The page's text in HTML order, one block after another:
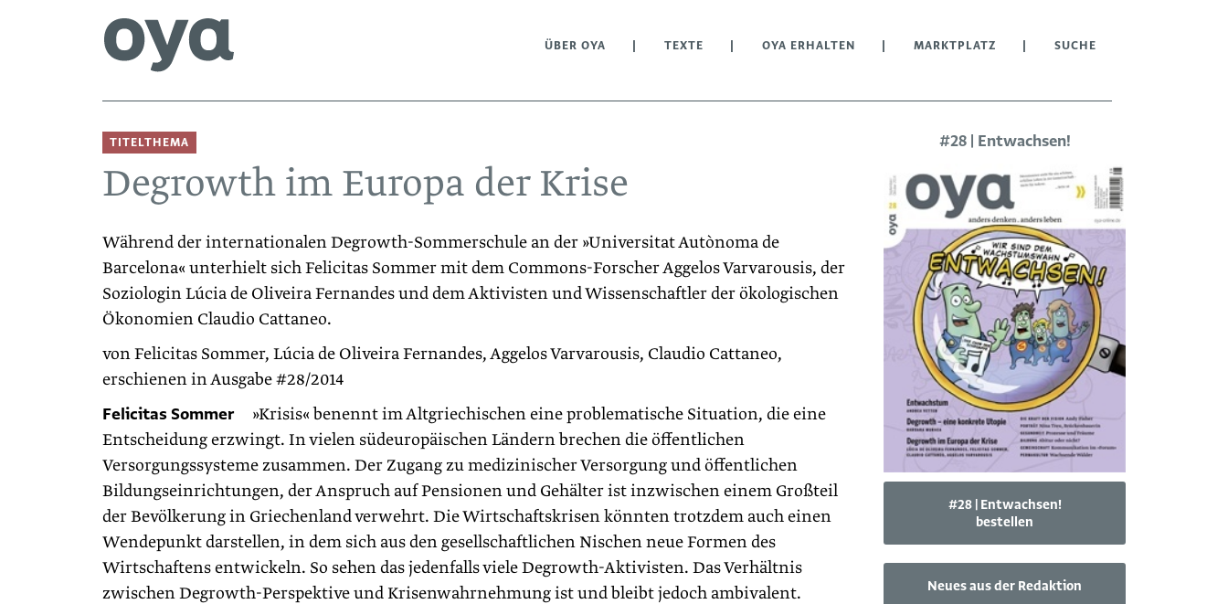
ÜBER OYA TEXTE OYA ERHALTEN MARKTPLATZ SUCHE
TITELTHEMA
Degrowth im Europa der Krise
Während der internationalen Degrowth-Sommerschule an der »Universitat Autònoma de
Barcelona« unterhielt sich Felicitas Sommer mit dem Commons-Forscher Aggelos Varvarousis, der
Soziologin Lúcia de Oliveira Fernandes und dem Aktivisten und Wissenschaftler der ökologischen
Ökonomien Claudio Cattaneo.
von Felicitas Sommer, Lúcia de Oliveira Fernandes, Aggelos Varvarousis, Claudio Cattaneo,
erschienen in Ausgabe #28/2014
Felicitas Sommer»Krisis« benennt im Altgriechischen eine problematische Situation, die eine
Entscheidung erzwingt. In vielen südeuropäischen Ländern brechen die öffentlichen
Versorgungssysteme zusammen. Der Zugang zu medizinischer Versorgung und öffentlichen
Bildungseinrichtungen, der Anspruch auf Pensionen und Gehälter ist inzwischen einem Großteil
der Bevölkerung in Griechenland verwehrt. Die Wirtschaftskrisen könnten trotzdem auch einen
Wendepunkt darstellen, in dem sich aus den gesellschaftlichen Nischen neue Formen des
Wirtschaftens entwickeln. So sehen das jedenfalls viele Degrowth-Aktivisten. Das Verhältnis
zwischen Degrowth-Perspektive und Krisenwahrnehmung ist und bleibt jedoch ambivalent.
#28 | Entwachsen!
#28 | Entwachsen!
bestellen
Neues aus der Redaktion